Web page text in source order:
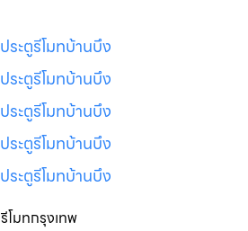
ระตูรีโมทบ้านบึง
ระตูรีโมทบ้านบึง
ระตูรีโมทบ้านบึง
ระตูรีโมทบ้านบึง
ระตูรีโมทบ้านบึง
โมทกรุงเทพ